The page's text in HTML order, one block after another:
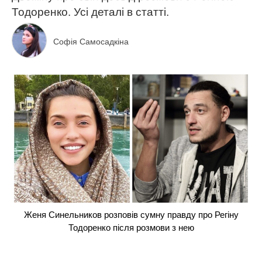
Тодоренко. Усі деталі в статті.
Софія Самосадкіна
Женя Синельников розповів сумну правду про Регіну
Тодоренко після розмови з нею